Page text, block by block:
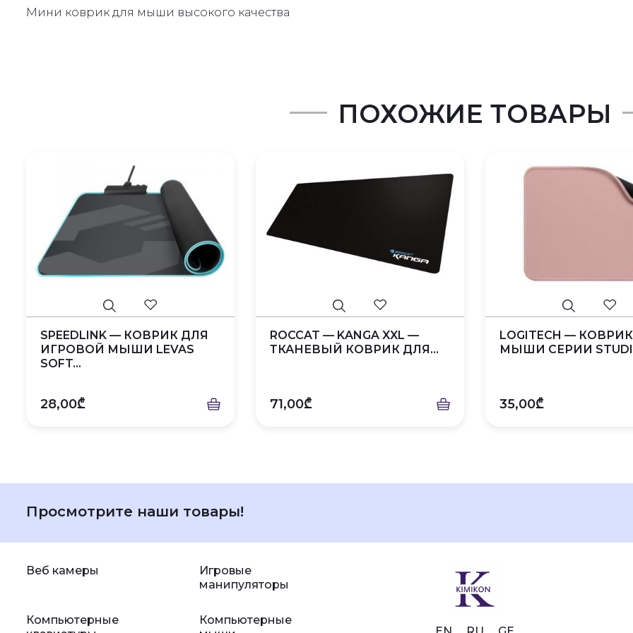
Мини коврик для мыши высокого качества
ПОХОЖИЕ ТОВАРЫ
SPEEDLINK — КОВРИК ДЛЯ
ИГРОВОЙ МЫШИ LEVAS
SOFT...
28,00₾
ROCCAT — KANGA XXL —
ТКАНЕВЫЙ КОВРИК ДЛЯ...
71,00₾
LOGITECH —
МЫШИ СЕРИИ
35,00₾
Просмотрите наши товары!
Веб камеры
Игровые
манипуляторы
Компьютерные
Компьютерные